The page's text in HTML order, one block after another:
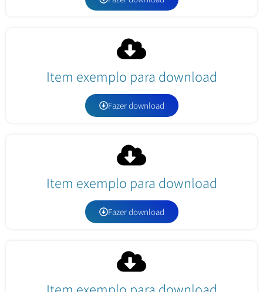
Item exemplo para download
Fazer download
Item exemplo para download
Fazer download